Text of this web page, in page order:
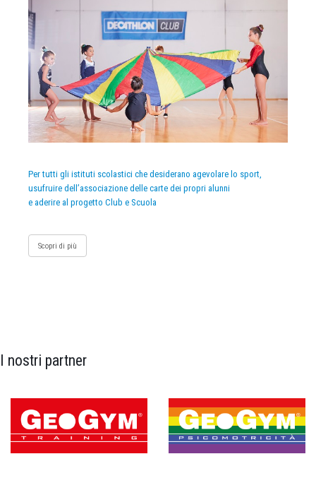
Per tutti gli istituti scolastici che desiderano agevolare lo sport,
usufruire dell’associazione delle carte dei propri alunni
e aderire al progetto Club e Scuola
Scopri di più
I nostri partner